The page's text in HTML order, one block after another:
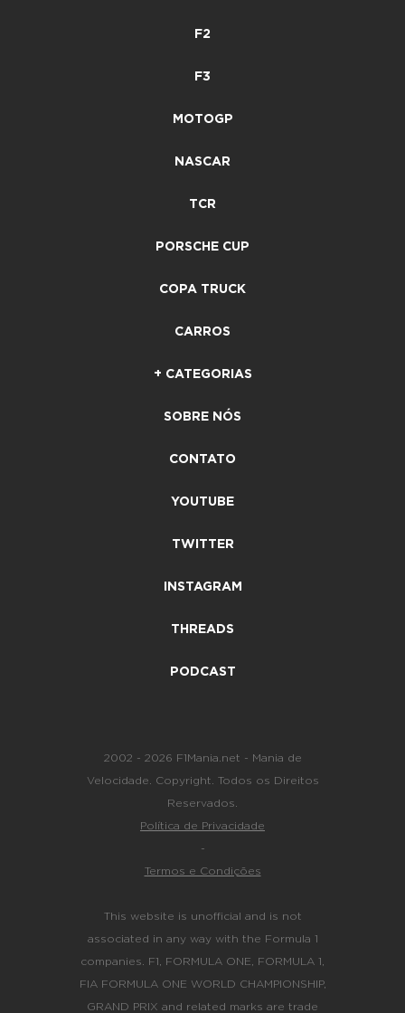
F2
F3
MOTOGP
NASCAR
TCR
PORSCHE CUP
COPA TRUCK
CARROS
+ CATEGORIAS
SOBRE NÓS
CONTATO
YOUTUBE
TWITTER
INSTAGRAM
THREADS
PODCAST
2002 - 2026 F1Mania.net - Mania de
Velocidade. Copyright. Todos os Direitos
Reservados.
Política de Privacidade
-
Termos e Condições
This website is unofficial and is not
associated in any way with the Formula 1
companies. F1, FORMULA ONE, FORMULA 1,
FIA FORMULA ONE WORLD CHAMPIONSHIP,
GRAND PRIX and related marks are trade